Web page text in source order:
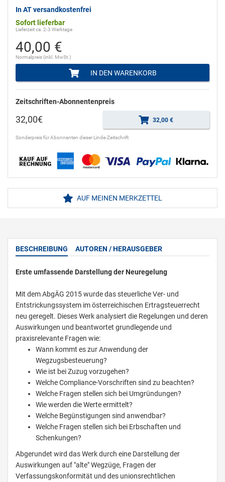
In AT versandkostenfrei
Sofort lieferbar
Lieferzeit ca. 2-3 Werktage
40,00 €
Normalpreis (inkl. MwSt.)
IN DEN WARENKORB
Zeitschriften-Abonnentenpreis
32,00€ 32,00 €
Sonderpreis für Abonnenten dieser Linde-Zeitschrift
AUF MEINEN MERKZETTEL
BESCHREIBUNG AUTOREN / HERAUSGEBER
Erste umfassende Darstellung der Neuregelung
Mit dem AbgÄG 2015 wurde das steuerliche Ver- und
Entstrickungssystem im österreichischen Ertragsteuerrecht
neu geregelt. Dieses Werk analysiert die Regelungen und deren
Auswirkungen und beantwortet grundlegende und
praxisrelevante Fragen wie:
Wann kommt es zur Anwendung der
Wegzugsbesteuerung?
Wie ist bei Zuzug vorzugehen?
Welche Compliance-Vorschriften sind zu beachten?
Welche Fragen stellen sich bei Umgründungen?
Wie werden die Werte ermittelt?
Welche Begünstigungen sind anwendbar?
Welche Fragen stellen sich bei Erbschaften und
Schenkungen?
Abgerundet wird das Werk durch eine Darstellung der
Auswirkungen auf "alte" Wegzüge, Fragen der
Verfassungskonformität und des unionsrechtlichen